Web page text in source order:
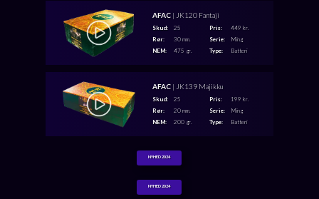
AFAC| JK120 Fantaji
AFAC | JK139 Majikku
Skud:
Rør:
NEM:
Pris:
Serie:
Type:
Skud:
Rør:
NEM:
Pris:
Serie:
Type:
25
30 mm.
475 gr.
25
20 mm.
200 gr.
449 kr.
Ming
Batteri
199 kr.
Ming
Batteri
NYHED 2024
NYHED 2024